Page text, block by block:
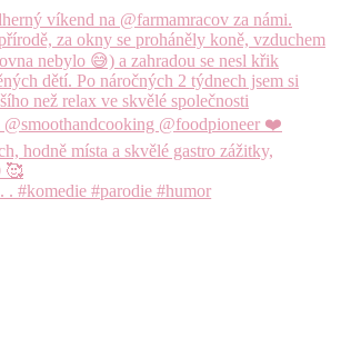
. . #komedie #parodie #humor